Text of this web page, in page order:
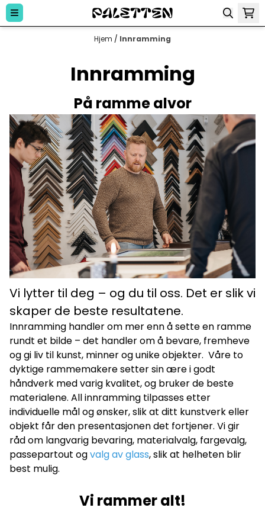
Hopp til innhold
Hjem / Innramming
Innramming
På ramme alvor
Vi lytter til deg – og du til oss. Det er slik vi
skaper de beste resultatene.
Innramming handler om mer enn å sette en ramme
rundt et bilde – det handler om å bevare, fremheve
og gi liv til kunst, minner og unike objekter. Våre to
dyktige rammemakere setter sin ære i godt
håndverk med varig kvalitet, og bruker de beste
materialene. All innramming tilpasses etter
individuelle mål og ønsker, slik at ditt kunstverk eller
objekt får den presentasjonen det fortjener. Vi gir
råd om langvarig bevaring, materialvalg, fargevalg,
passepartout ogvalg av glass, slik at helheten blir
best mulig.
Vi rammer alt!